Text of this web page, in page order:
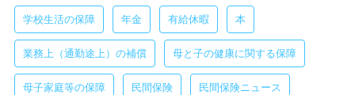
学校生活の保障 年金 有給休暇 本
業務上（通勤途上）の補償 母と子の健康に関する保障
母子家庭等の保障 民間保険 民間保険ニュース